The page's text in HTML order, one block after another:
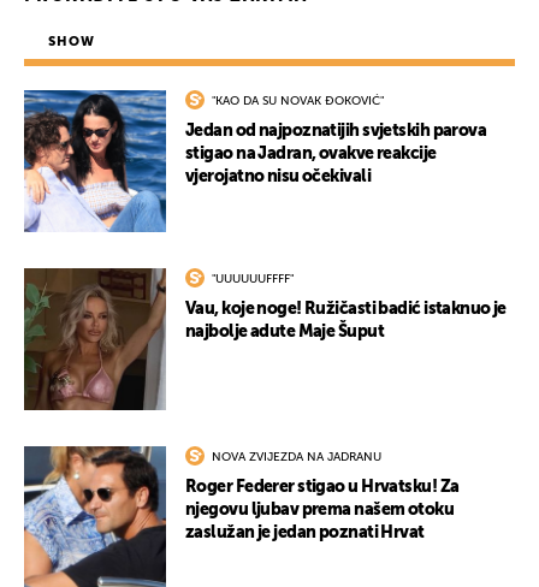
SHOW
"KAO DA SU NOVAK ĐOKOVIĆ"
Jedan od najpoznatijih svjetskih parova
stigao na Jadran, ovakve reakcije
vjerojatno nisu očekivali
"UUUUUUFFFF"
Vau, koje noge! Ružičasti badić istaknuo je
najbolje adute Maje Šuput
NOVA ZVIJEZDA NA JADRANU
Roger Federer stigao u Hrvatsku! Za
njegovu ljubav prema našem otoku
zaslužan je jedan poznati Hrvat